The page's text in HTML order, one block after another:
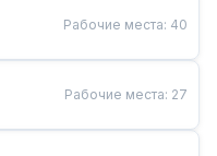
Рабочие места: 40
Рабочие места: 27